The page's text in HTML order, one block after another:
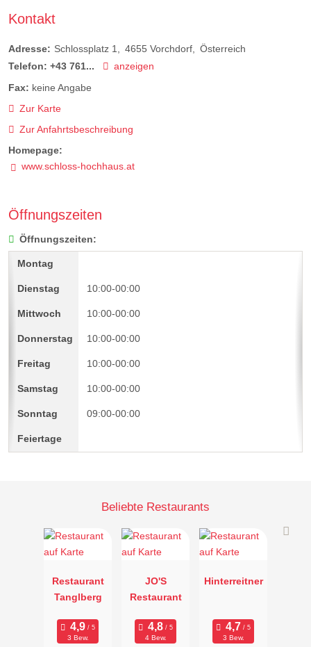
Kontakt
Adresse: Schlossplatz 1 4655 Vorchdorf
Österreich
Telefon: +43 761...
anzeigen
Fax: keine Angabe
Zur Karte
Zur Anfahrtsbeschreibung
Homepage:
www.schloss-hochhaus.at
Öffnungszeiten
Öffnungszeiten:
10:00-00:00
10:00-00:00
10:00-00:00
10:00-00:00
10:00-00:00
09:00-00:00
Beliebte Restaurants
Restaurant
Tanglberg
3 Bew.
JO'S
Restaurant
4 Bew.
Hinterreitner
3 Bew.